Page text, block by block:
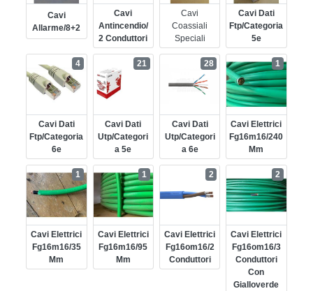
Cavi
Allarme/8+2
Cavi
Antincendio/
2 Conduttori
Cavi
Coassiali
Speciali
Cavi Dati
Ftp/categoria
5e
Cavi Dati
Ftp/categoria
6e
4
Cavi Dati
Utp/categori
A 5e
21
Cavi Dati
Utp/categori
A 6e
28
Cavi Elettrici
Fg16m16/240
Mm
1
Cavi Elettrici
Fg16m16/35
Mm
1
Cavi Elettrici
Fg16m16/95
Mm
1
Cavi Elettrici
Fg16om16/2
Conduttori
2
Cavi Elettrici
Fg16om16/3
Conduttori
Con
Gialloverde
2